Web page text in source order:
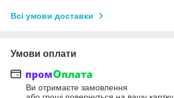
Всі умови доставки
Умови оплати
Ви отримаєте замовлення